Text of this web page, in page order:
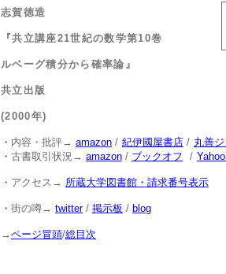
志賀徳造
『共立講座21世紀の数学第10巻
ルベーグ積分から確率論』
共立出版
(2000年)
・ 内容・批評→ amazon/ 紀伊國屋書店/ 丸善
・ 古書取引状況→ amazon/ ブックオフ /
・ アクセス→ 所蔵大学図書館・請求番号表示
・ 街の噂→ twitter/ 掲示板 / blog
→ページ冒頭/総目次